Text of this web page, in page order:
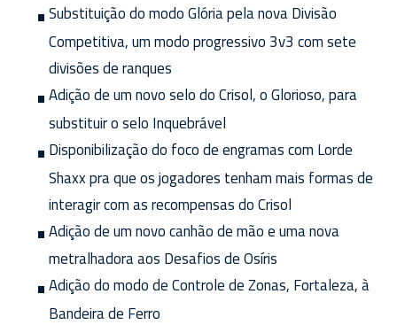
Substituição do modo Glória pela nova Divisão
Competitiva, um modo progressivo 3v3 com sete
divisões de ranques
Adição de um novo selo do Crisol, o Glorioso, para
substituir o selo Inquebrável
Disponibilização do foco de engramas com Lorde
Shaxx pra que os jogadores tenham mais formas de
interagir com as recompensas do Crisol
Adição de um novo canhão de mão e uma nova
metralhadora aos Desafios de Osíris
Adição do modo de Controle de Zonas, Fortaleza, à
Bandeira de Ferro